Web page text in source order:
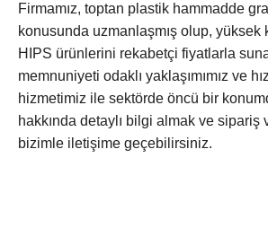
Firmamız, toptan plastik hammadde
konusunda uzmanlaşmış olup, yüksek
HIPS ürünlerini rekabetçi fiyatlarla
memnuniyeti odaklı yaklaşımımız ve
hizmetimiz ile sektörde öncü bir
hakkında detaylı bilgi almak ve sipariş
bizimle iletişime geçebilirsiniz.